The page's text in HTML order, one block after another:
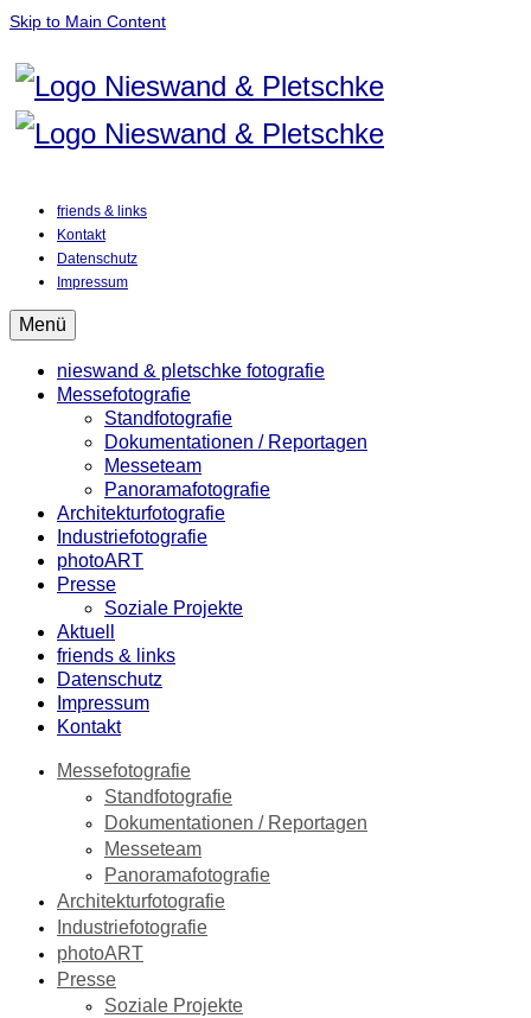
Skip to Main Content
friends & links
Kontakt
Datenschutz
Impressum
Menü
nieswand & pletschke fotografie
Messefotografie
Standfotografie
Dokumentationen / Reportagen
Messeteam
Panoramafotografie
Architekturfotografie
Industriefotografie
photoART
Presse
Soziale Projekte
Aktuell
friends & links
Datenschutz
Impressum
Kontakt
Messefotografie
Standfotografie
Dokumentationen / Reportagen
Messeteam
Panoramafotografie
Architekturfotografie
Industriefotografie
photoART
Presse
Soziale Projekte